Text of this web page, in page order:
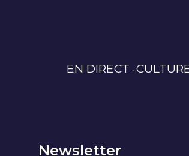
EN DIRECT
Newsletter